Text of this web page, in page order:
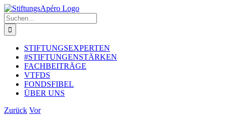
Zum
Inhalt
springen
Suche
nach:
STIFTUNGSEXPERTEN
#STIFTUNGENSTÄRKEN
FACHBEITRÄGE
VTFDS
FONDSFIBEL
ÜBER UNS
Zurück Vor